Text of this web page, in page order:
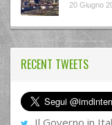
20 Giugno
RECENT TWEETS
Il Governo in